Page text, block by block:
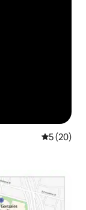
Средна
5 (20)